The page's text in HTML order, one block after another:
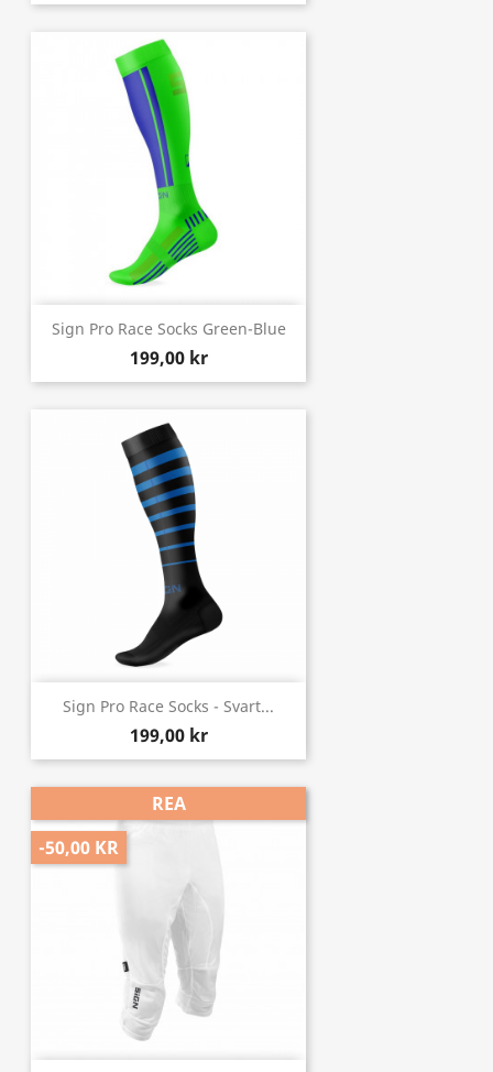
Sign Pro Race Socks Green-Blue
199,00 kr
Sign Pro Race Socks - Svart...
199,00 kr
REA
-50,00 KR